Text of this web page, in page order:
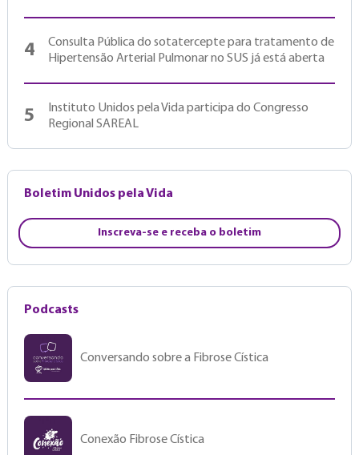
4
Consulta Pública do sotatercepte para tratamento de
Hipertensão Arterial Pulmonar no SUS já está aberta
5
Instituto Unidos pela Vida participa do Congresso
Regional SAREAL
Boletim Unidos pela Vida
Inscreva-se e receba o boletim
Podcasts
Conversando sobre a Fibrose Cística
Conexão Fibrose Cística